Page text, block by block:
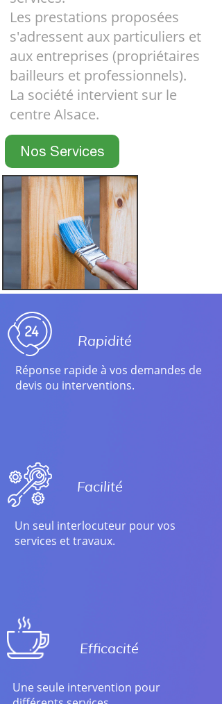
Nos Services
Les prestations proposées
s'adressent aux particuliers et
aux entreprises (propriétaires
bailleurs et professionnels).
La société intervient sur le
centre Alsace.
Réponse rapide à vos demandes de
devis ou interventions.
Rapidité
Facilité
Un seul interlocuteur pour vos
services et travaux.
Efficacité
Une seule intervention pour